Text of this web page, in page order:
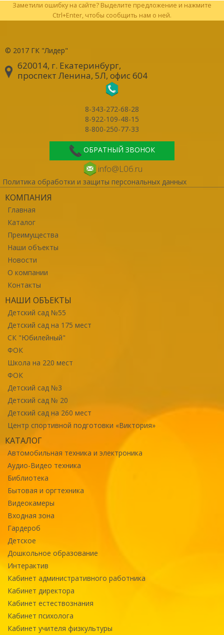
Заметили ошибку на сайте? Выделите предложение и нажмите
Ctrl+Enter, чтобы сообщить нам о ней.
© 2017 ГК "Лидер"
620014, г. Екатеринбург,
проспект Ленина, 5Л, офис 604
8-343-272-68-28
8-922-109-48-15
8-800-250-77-33
ОБРАТНЫЙ ЗВОНОК
info@L06.ru
Политика обработки и защиты персональных данных
КОМПАНИЯ
Главная
Каталог
Преимущества
Наши объекты
Новости
О компании
Контакты
НАШИ ОБЪЕКТЫ
Детский сад №55
Детский сад на 175 мест
СК "Юбилейный"
ФОК
Школа на 220 мест
ФОК
Детский сад №3
Детский сад № 20
Детский сад на 260 мест
Центр спортивной подготовки «Виктория»
КАТАЛОГ
Автомобильная техника и электроника
Аудио-Видео техника
Библиотека
Бытовая и оргтехника
Видеокамеры
Входная зона
Гардероб
Детское
Дошкольное образование
Интерактив
Кабинет административного работника
Кабинет директора
Кабинет естествознания
Кабинет психолога
Кабинет учителя физкультуры